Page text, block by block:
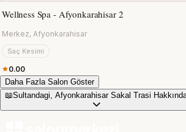
Wellness Spa - Afyonkarahisar 2
Merkez, Afyonkarahisar
Saç Kesimi
0.00
Daha Fazla Salon Göster
📖Sultandagi, Afyonkarahisar Sakal Trasi